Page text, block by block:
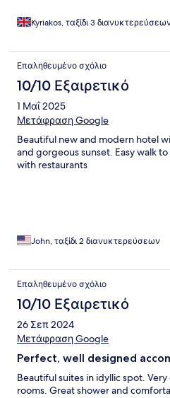
Kyriakos, ταξίδι 3
Επαληθευμένο σχόλιο
10/10 Εξαιρετικό
1 Μαΐ 2025
Μετάφραση Google
Beautiful new and modern hotel
and gorgeous sunset. Easy walk
with restaurants
John, ταξίδι 2 διανυκτερεύσεων
Επαληθευμένο σχόλιο
10/10 Εξαιρετικό
26 Σεπ 2024
Μετάφραση Google
Perfect, well designed
Beautiful suites in idyllic spot.
rooms. Great shower and